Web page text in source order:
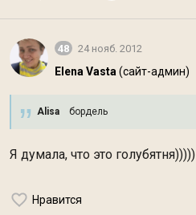
48 24 нояб. 2012
Elena Vasta (сайт-админ)
Alisa бордель
Я думала, что это голубятня)))))
Нравится